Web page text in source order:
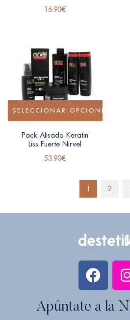
16.90€
SELECCIONAR OPCIONES
Pack Alisado Keratin
Liss Fuerte Nirvel
53.90€
1 2
Apúntate a la